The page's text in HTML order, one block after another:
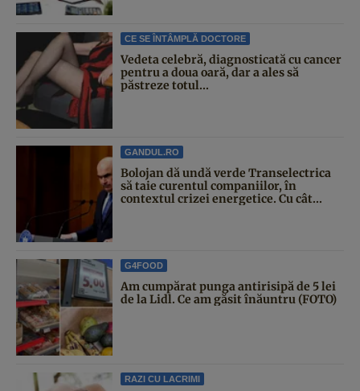
CE SE ÎNTÂMPLĂ DOCTORE
Vedeta celebră, diagnosticată cu cancer
pentru a doua oară, dar a ales să
păstreze totul...
GANDUL.RO
Bolojan dă undă verde Transelectrica
să taie curentul companiilor, în
contextul crizei energetice. Cu cât...
G4FOOD
Am cumpărat punga antirisipă de 5 lei
de la Lidl. Ce am găsit înăuntru (FOTO)
RAZI CU LACRIMI